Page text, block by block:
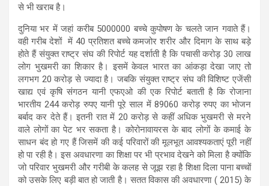
से भी खराब है।
दुनिया भर में जहां करीब 5000000 बच्चे कुपोषण के चलते जान गवाते हैं।
वही गरीब देशों में 40 प्रतिशत बच्चे कमजोर शरीर और दिमाग के साथ बड़े
होते हैं संयुक्त राष्ट्र संघ की रिपोर्ट यह दर्शाती है कि पचासी करोड़ 30 लाख
लोग भुखमरी का शिकार है। इसमें केवल भारत का आंकड़ा देखा जाए तो
लगभग 20 करोड़ से ज्यादा है। जबकि संयुक्त राष्ट्र संघ की विशिष्ट एजेंसी
खाद्य एवं कृषि संगठन यानी एफएओ की एक रिपोर्ट बताती है कि रोजाना
भारतीय 244 करोड़ रुपए यानी पूरे साल में 89060 करोड़ रुपए का भोजन
बर्बाद कर देते हैं। इतनी रात में 20 करोड़ से कहीं अधिक भुखमरी से मरने
वाले लोगों का पेट भर सकता है। कोरोनावायरस के बाद लोगों के कमाई के
साधन बंद हो गए हैं जिसमें की कई परिवारों की मूलभूत आवश्यकताएं पूरी नहीं
हो पा रही है। इस अवधारणा का शिक्षा पर भी प्रभाव देखने को मिला है क्योंकि
जो परिवार भुखमरी और गरीबी के कलह से जूझ रहा है शिक्षा दिला पाना बच्चों
को उसके लिए बड़ी बात हो जाती है। सतत विकास की अवधारणा ( 2015) के